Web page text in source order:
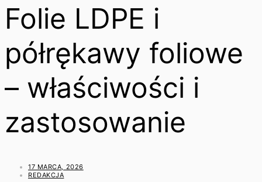
Folie LDPE i
półrękawy foliowe
– właściwości i
zastosowanie
17 MARCA, 2026
REDAKCJA